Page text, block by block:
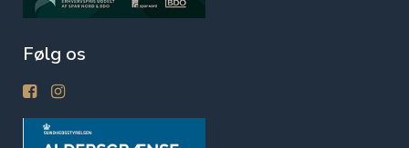
Følg os